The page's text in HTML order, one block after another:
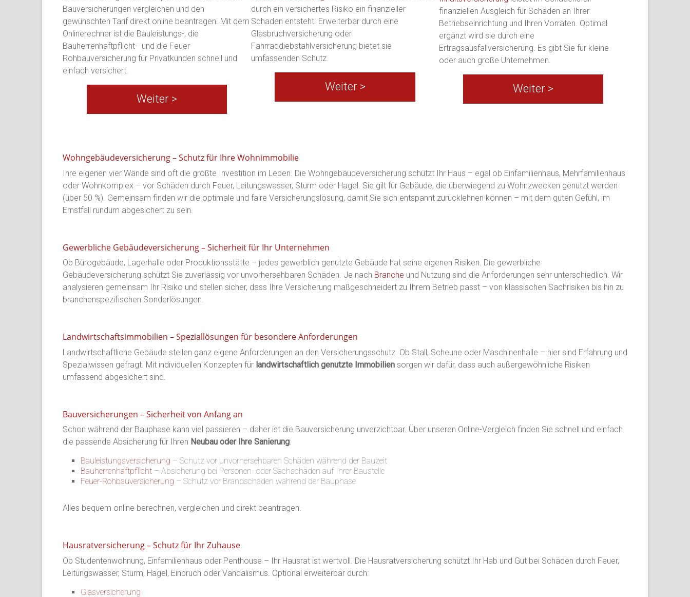
Bauversicherungen vergleichen und den
gewünschten Tarif direkt online beantragen. Mit dem
Onlinerechner ist die Bauleistungs-, die
Bauherrenhaftpflicht- und die Feuer
Rohbauversicherung für Privatkunden schnell und
einfach versichert.
Weiter >
durch ein versichertes Risiko ein finanzieller
Schaden entsteht. Erweiterbar durch eine
Glasbruchversicherung oder
Fahrraddiebstahlversicherung bietet sie
umfassenden Schutz.
Weiter >
finanziellen Ausgleich für Schäden an Ihrer
Betriebseinrichtung und Ihren Vorräten. Optimal
ergänzt wird sie durch eine
Ertragsausfallversicherung. Es gibt Sie für kleine
oder auch große Unternehmen.
Weiter >
Wohngebäudeversicherung – Schutz für Ihre Wohnimmobilie
Ihre eigenen vier Wände sind oft die größte Investition im Leben. Die Wohngebäudeversicherung schützt Ihr Haus – egal ob Einfamilienhaus, Mehrfamilienhaus
oder Wohnkomplex – vor Schäden durch Feuer, Leitungswasser, Sturm oder Hagel. Sie gilt für Gebäude, die überwiegend zu Wohnzwecken genutzt werden
(über 50 %). Gemeinsam finden wir die optimale und faire Versicherungslösung, damit Sie sich entspannt zurücklehnen können – mit dem guten Gefühl, im
Ernstfall rundum abgesichert zu sein.
Gewerbliche Gebäudeversicherung – Sicherheit für Ihr Unternehmen
Ob Bürogebäude, Lagerhalle oder Produktionsstätte – jedes gewerblich genutzte Gebäude hat seine eigenen Risiken. Die gewerbliche
Gebäudeversicherung schützt Sie zuverlässig vor unvorhersehbaren Schäden. Je nach Branche und Nutzung sind die Anforderungen sehr unterschiedlich. Wir
analysieren gemeinsam Ihr Risiko und stellen sicher, dass Ihre Versicherung maßgeschneidert zu Ihrem Betrieb passt – von klassischen Sachrisiken bis hin zu
branchenspezifischen Sonderlösungen.
Landwirtschaftsimmobilien – Speziallösungen für besondere Anforderungen
Landwirtschaftliche Gebäude stellen ganz eigene Anforderungen an den Versicherungsschutz. Ob Stall, Scheune oder Maschinenhalle – hier sind Erfahrung und
Spezialwissen gefragt. Mit individuellen Konzepten für landwirtschaftlich genutzte Immobilien sorgen wir dafür, dass auch außergewöhnliche Risiken
umfassend abgesichert sind.
Bauversicherungen – Sicherheit von Anfang an
Schon während der Bauphase kann viel passieren – daher ist die Bauversicherung unverzichtbar. Über unseren Online-Vergleich finden Sie schnell und einfach
die passende Absicherung für Ihren Neubau oder Ihre Sanierung:
Bauleistungsversicherung – Schutz vor unvorhersehbaren Schäden während der Bauzeit
Bauherrenhaftpflicht – Absicherung bei Personen- oder Sachschäden auf Ihrer Baustelle
Feuer-Rohbauversicherung – Schutz vor Brandschäden während der Bauphase
Alles bequem online berechnen, vergleichen und direkt beantragen.
Hausratversicherung – Schutz für Ihr Zuhause
Ob Studentenwohnung, Einfamilienhaus oder Penthouse – Ihr Hausrat ist wertvoll. Die Hausratversicherung schützt Ihr Hab und Gut bei Schäden durch Feuer,
Leitungswasser, Sturm, Hagel, Einbruch oder Vandalismus. Optional erweiterbar durch:
Glasversicherung